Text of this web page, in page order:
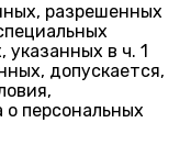
разрешенных
указанных в ч. 1
допускается,
о персональных